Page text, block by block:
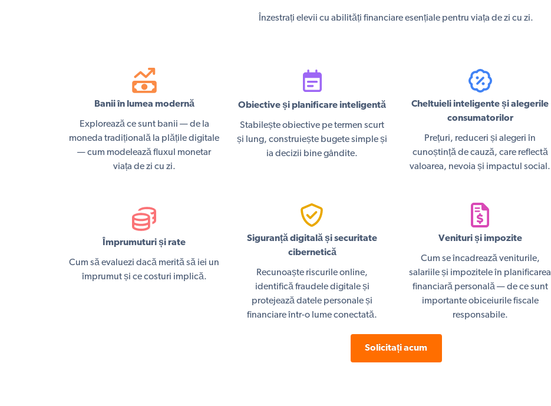
Înzestrați elevii cu abilități financiare esențiale pentru viața de zi cu zi.
Banii în lumea modernă
Explorează ce sunt banii — de la
moneda tradițională la plățile digitale
— cum modelează fluxul monetar
viața de zi cu zi.
Obiective și planificare inteligentă
Stabilește obiective pe termen scurt
și lung, construiește bugete simple și
ia decizii bine gândite.
Cheltuieli inteligente și alegerile
consumatorilor
Prețuri, reduceri și alegeri în
cunoștință de cauză, care reflectă
valoarea, nevoia și impactul social.
Împrumuturi și rate
Cum să evaluezi dacă merită să iei un
împrumut și ce costuri implică.
Siguranță digitală și securitate
cibernetică
Recunoaște riscurile online,
identifică fraudele digitale și
protejează datele personale și
financiare într-o lume conectată.
Venituri și impozite
Cum se încadrează veniturile,
salariile și impozitele în planificarea
financiară personală — de ce sunt
importante obiceiurile fiscale
responsabile.
Solicitați acum